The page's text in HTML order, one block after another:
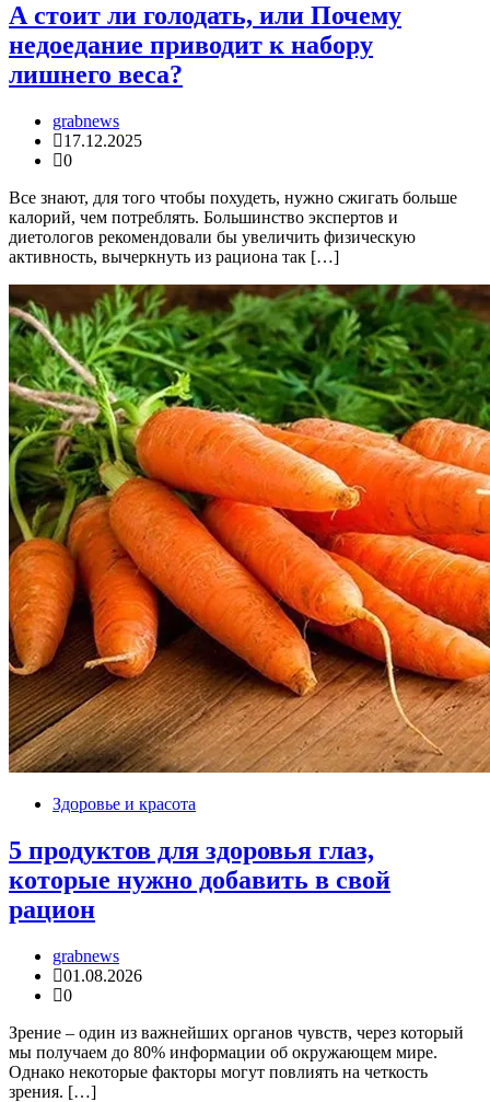
А стоит ли голодать, или Почему
недоедание приводит к набору
лишнего веса?
grabnews
17.12.2025
0
Все знают, для того чтобы похудеть, нужно сжигать больше
калорий, чем потреблять. Большинство экспертов и
диетологов рекомендовали бы увеличить физическую
активность, вычеркнуть из рациона так […]
Здоровье и красота
5 продуктов для здоровья глаз,
которые нужно добавить в свой
рацион
grabnews
01.08.2026
0
Зрение – один из важнейших органов чувств, через который
мы получаем до 80% информации об окружающем мире.
Однако некоторые факторы могут повлиять на четкость
зрения. […]